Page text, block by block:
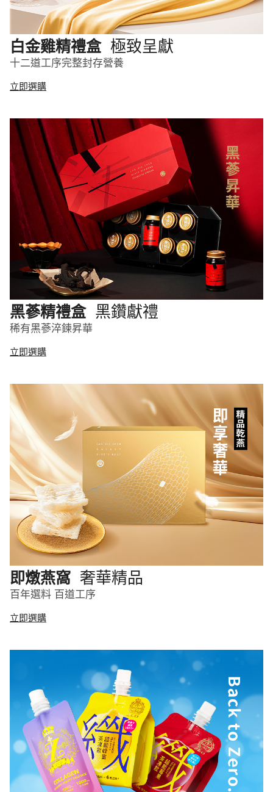
白金雞精禮盒 極致呈獻
十二道工序完整封存營養
立即選購
黑蔘精禮盒 黑鑽獻禮
稀有黑蔘淬鍊昇華
立即選購
即燉燕窩 奢華精品
百年選料 百道工序
立即選購